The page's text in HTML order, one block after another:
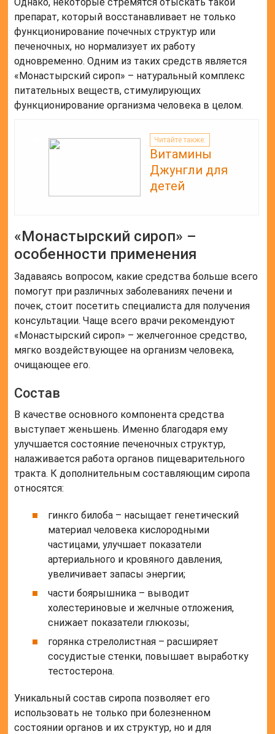
Однако, некоторые стремятся отыскать такой
препарат, который восстанавливает не только
функционирование почечных структур или
печеночных, но нормализует их работу
одновременно. Одним из таких средств является
«Монастырский сироп» – натуральный комплекс
питательных веществ, стимулирующих
функционирование организма человека в целом.
Читайте также:
Витамины
Джунгли для
детей
«Монастырский сироп» –
особенности применения
Задаваясь вопросом, какие средства больше всего
помогут при различных заболеваниях печени и
почек, стоит посетить специалиста для получения
консультации. Чаще всего врачи рекомендуют
«Монастырский сироп» – желчегонное средство,
мягко воздействующее на организм человека,
очищающее его.
Состав
В качестве основного компонента средства
выступает женьшень. Именно благодаря ему
улучшается состояние печеночных структур,
налаживается работа органов пищеварительного
тракта. К дополнительным составляющим сиропа
относятся:
гинкго билоба – насыщает генетический
материал человека кислородными
частицами, улучшает показатели
артериального и кровяного давления,
увеличивает запасы энергии;
части боярышника – выводит
холестериновые и желчные отложения,
снижает показатели глюкозы;
горянка стрелолистная – расширяет
сосудистые стенки, повышает выработку
тестостерона.
Уникальный состав сиропа позволяет его
использовать не только при болезненном
состоянии органов и их структур, но и для